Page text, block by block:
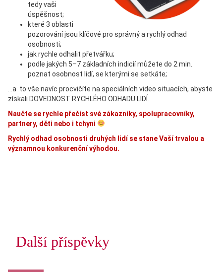
tedy vaši
úspěšnost;
které 3 oblasti
pozorování jsou klíčové pro správný a rychlý odhad
osobnosti;
jak rychle odhalit přetvářku;
podle jakých 5–7 základních indicií můžete do 2 min.
poznat osobnost lidí, se kterými se setkáte;
…a to vše navíc procvičíte na speciálních video situacích, abyste
získali DOVEDNOST RYCHLÉHO ODHADU LIDÍ.
Naučte se rychle přečíst své zákazníky, spolupracovníky,
partnery, děti nebo i tchyni
Rychlý odhad osobnosti druhých lidí se stane Vaší trvalou a
významnou konkurenční výhodou.
Další příspěvky